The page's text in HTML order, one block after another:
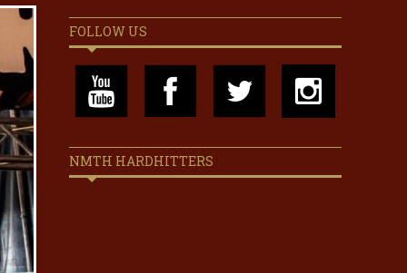
FOLLOW US
NMTH HARDHITTERS